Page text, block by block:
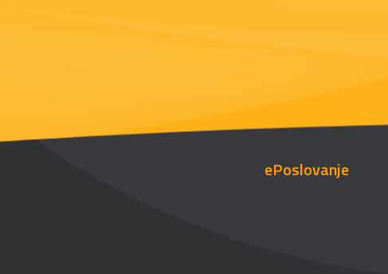
ePoslovanje